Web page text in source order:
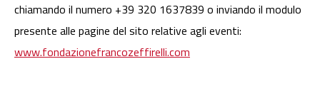
chiamando il numero +39 320 1637839 o inviando il modulo
presente alle pagine del sito relative agli eventi:
www.fondazionefrancozeffirelli.com